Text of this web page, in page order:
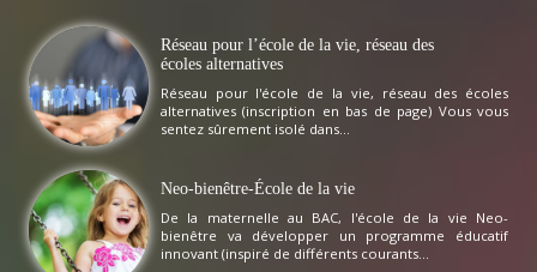
Réseau pour l’école de la vie, réseau des
écoles alternatives
Réseau pour l'école de la vie, réseau des écoles
alternatives (inscription en bas de page) Vous vous
sentez sûrement isolé dans...
Neo-bienêtre-École de la vie
De la maternelle au BAC, l'école de la vie Neo-
bienêtre va développer un programme éducatif
innovant (inspiré de différents courants...